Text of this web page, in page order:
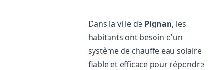
Dans la ville de Pignan, les
habitants ont besoin d'un
système de chauffe eau solaire
fiable et efficace pour répondre